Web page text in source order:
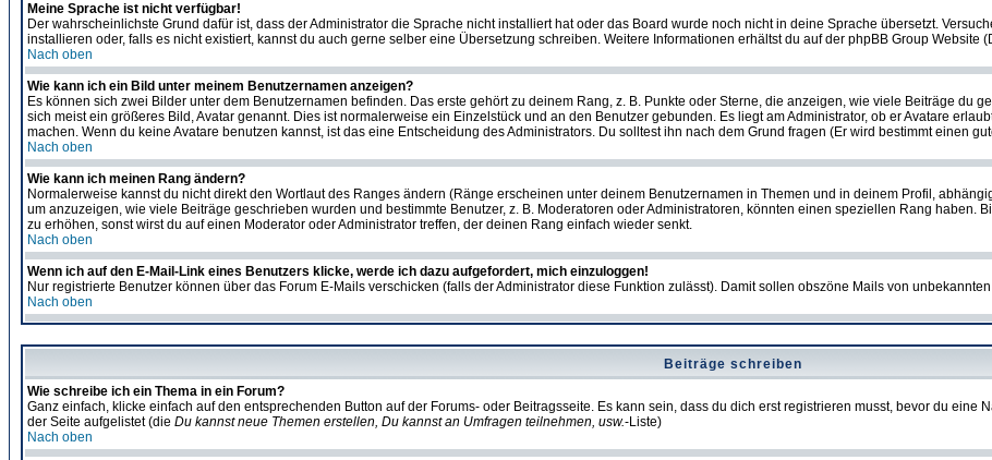
Meine Sprache ist nicht verfügbar!
Der wahrscheinlichste Grund dafür ist, dass der Administrator die Sprache nicht installiert hat oder das Board wurde noch nicht in deine Sprache übersetzt.
installieren oder, falls es nicht existiert, kannst du auch gerne selber eine Übersetzung schreiben. Weitere Informationen erhältst du auf der phpBB Group Website
Nach oben
Wie kann ich ein Bild unter meinem Benutzernamen anzeigen?
Es können sich zwei Bilder unter dem Benutzernamen befinden. Das erste gehört zu deinem Rang, z. B. Punkte oder Sterne, die anzeigen, wie viele Beiträge du
sich meist ein größeres Bild, Avatar genannt. Dies ist normalerweise ein Einzelstück und an den Benutzer gebunden. Es liegt am Administrator, ob er Avatare
machen. Wenn du keine Avatare benutzen kannst, ist das eine Entscheidung des Administrators. Du solltest ihn nach dem Grund fragen (Er wird bestimmt einen
Nach oben
Wie kann ich meinen Rang ändern?
Normalerweise kannst du nicht direkt den Wortlaut des Ranges ändern (Ränge erscheinen unter deinem Benutzernamen in Themen und in deinem Profil,
um anzuzeigen, wie viele Beiträge geschrieben wurden und bestimmte Benutzer, z. B. Moderatoren oder Administratoren, könnten einen speziellen Rang haben.
zu erhöhen, sonst wirst du auf einen Moderator oder Administrator treffen, der deinen Rang einfach wieder senkt.
Nach oben
Wenn ich auf den E-Mail-Link eines Benutzers klicke, werde ich dazu aufgefordert, mich einzuloggen!
Nur registrierte Benutzer können über das Forum E-Mails verschicken (falls der Administrator diese Funktion zulässt). Damit sollen obszöne Mails von
Nach oben
Beiträge schreiben
Wie schreibe ich ein Thema in ein Forum?
Ganz einfach, klicke einfach auf den entsprechenden Button auf der Forums- oder Beitragsseite. Es kann sein, dass du dich erst registrieren musst, bevor du eine
der Seite aufgelistet (die Du kannst neue Themen erstellen, Du kannst an Umfragen teilnehmen, usw.-Liste)
Nach oben